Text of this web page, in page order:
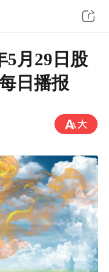
5月29日股
日播报